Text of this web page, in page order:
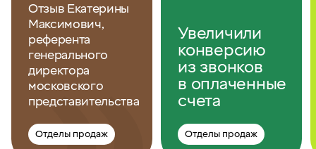
Отзыв Екатерины
Максимович,
референта
генерального
директора
московского
представительства
Отделы продаж
Увеличили
конверсию
из звонков
в оплаченные
счета
Отделы продаж